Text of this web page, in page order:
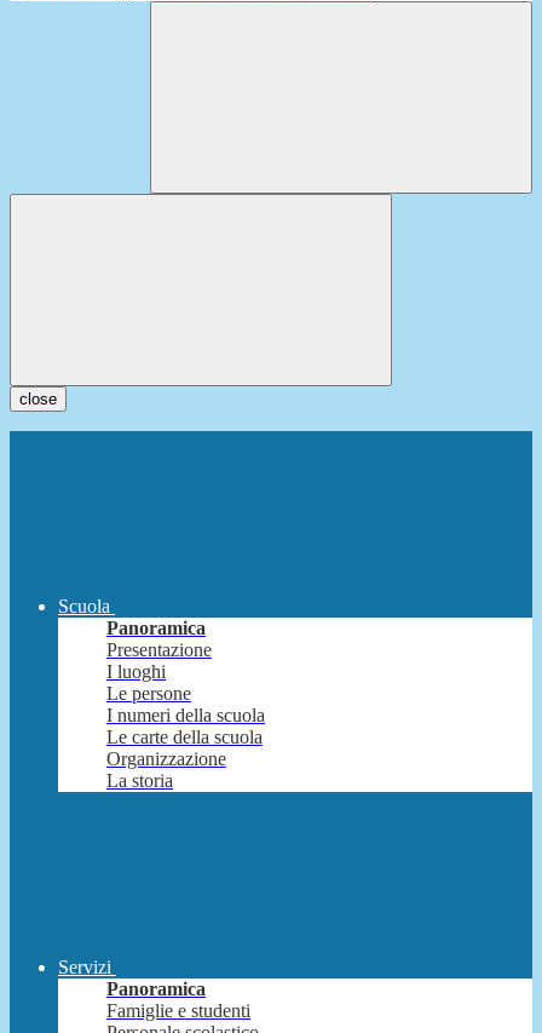
close
Scuola
Panoramica
Presentazione
I luoghi
Le persone
I numeri della scuola
Le carte della scuola
Organizzazione
La storia
Servizi
Panoramica
Famiglie e studenti